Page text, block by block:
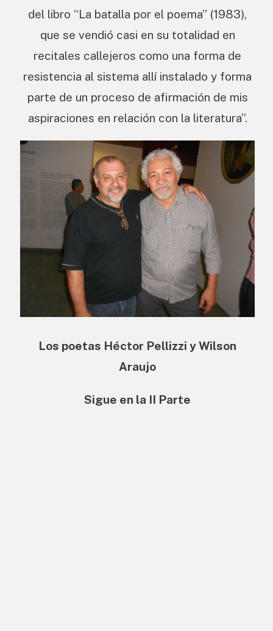
del libro “La batalla por el poema” (1983),
que se vendió casi en su totalidad en
recitales callejeros como una forma de
resistencia al sistema allí instalado y forma
parte de un proceso de afirmación de mis
aspiraciones en relación con la literatura”.
Los poetas Héctor Pellizzi y Wilson
Araujo
Sigue en la II Parte